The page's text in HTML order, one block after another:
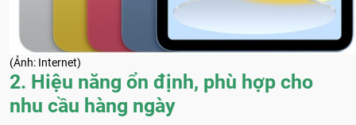
(Ảnh: Internet)
2. Hiệu năng ổn định, phù hợp cho
nhu cầu hàng ngày